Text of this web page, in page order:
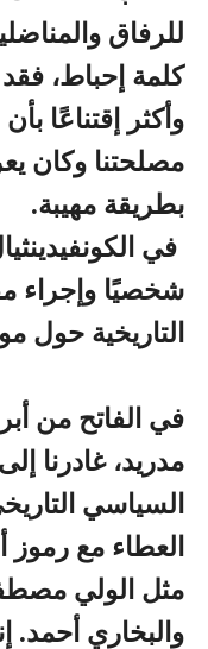
للرفاق
كلمة إحباط، فقد
وأكثر إقتناعًا
مصلحتنا وكان
بطريقة مهيبة.
في
شخصيًا وإجراء
التاريخية حول
في الفاتح من
مدريد، غادرنا
السياسي
العطاء مع
مثل الولي
والبخاري أحمد.